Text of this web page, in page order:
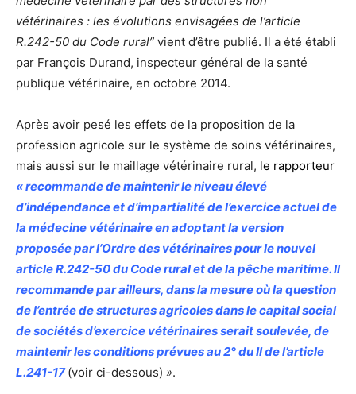
vétérinaires : les évolutions envisagées de l’article
R.242-50 du Code rural” vient d’être publié. Il a été établi
par François Durand, inspecteur général de la santé
publique vétérinaire, en octobre 2014.
Après avoir pesé les effets de la proposition de la
profession agricole sur le système de soins vétérinaires,
mais aussi sur le maillage vétérinaire rural, le rapporteur
« recommande de maintenir le niveau élevé
d’indépendance et d’impartialité de l’exercice actuel de
la médecine vétérinaire en adoptant la version
proposée par l’Ordre des vétérinaires pour le nouvel
article R.242-50 du Code rural et de la pêche maritime. Il
recommande par ailleurs, dans la mesure où la question
de l’entrée de structures agricoles dans le capital social
de sociétés d’exercice vétérinaires serait soulevée, de
maintenir les conditions prévues au 2° du II de l’article
L.241-17 (voir ci-dessous) ».